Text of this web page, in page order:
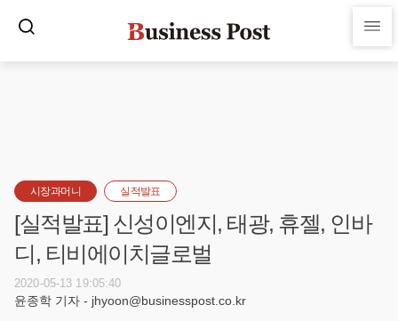
시장과머니 실적발표
[실적발표] 신성이엔지, 태광, 휴젤, 인바
디, 티비에이치글로벌
2020-05-13 19:05:40
윤종학 기자 - jhyoon@businesspost.co.kr